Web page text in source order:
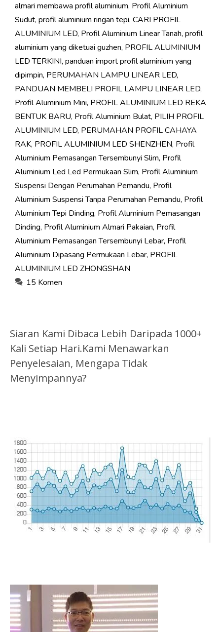
almari membawa profil aluminium, Profil Aluminium
Sudut, profil aluminium ringan tepi, CARI PROFIL
ALUMINIUM LED, Profil Aluminium Linear Tanah, profil
aluminium yang diketuai guzhen, PROFIL ALUMINIUM
LED TERKINI, panduan import profil aluminium yang
dipimpin, PERUMAHAN LAMPU LINEAR LED,
PANDUAN MEMBELI PROFIL LAMPU LINEAR LED,
Profil Aluminium Mini, PROFIL ALUMINIUM LED REKA
BENTUK BARU, Profil Aluminium Bulat, PILIH PROFIL
ALUMINIUM LED, PERUMAHAN PROFIL CAHAYA
RAK, PROFIL ALUMINIUM LED SHENZHEN, Profil
Aluminium Pemasangan Tersembunyi Slim, Profil
Aluminium Led Led Permukaan Slim, Profil Aluminium
Suspensi Dengan Perumahan Pemandu, Profil
Aluminium Suspensi Tanpa Perumahan Pemandu, Profil
Aluminium Tepi Dinding, Profil Aluminium Pemasangan
Dinding, Profil Aluminium Almari Pakaian, Profil
Aluminium Pemasangan Tersembunyi Lebar, Profil
Aluminium Dipasang Permukaan Lebar, PROFIL
ALUMINIUM LED ZHONGSHAN
15 Komen
Siaran Kami Dibaca Lebih Daripada 1000+
Kali Setiap Hari.Kami Menawarkan
Penyelesaian, Mengapa Tidak
Menyimpannya?